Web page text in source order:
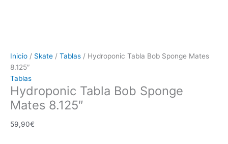
Inicio / Skate / Tablas / Hydroponic Tabla Bob Sponge Mates
8.125″
Tablas
Hydroponic Tabla Bob Sponge
Mates 8.125″
59,90€